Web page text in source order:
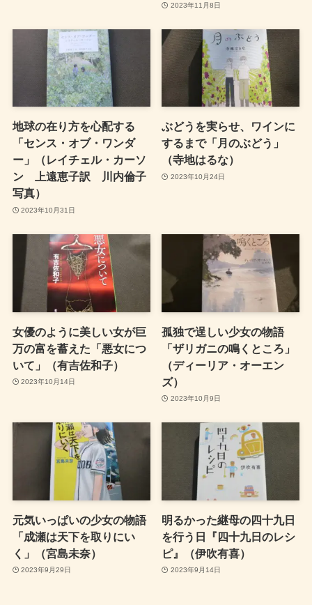
2023年11月8日
地球の在り方を心配する
「センス・オブ・ワンダ
ー」（レイチェル・カーソ
ン 上遠恵子訳 川内倫子
写真）
2023年10月31日
ぶどうを実らせ、ワインに
するまで「月のぶどう」
（寺地はるな）
2023年10月24日
女優のように美しい女が巨
万の富を蓄えた「悪女につ
いて」（有吉佐和子）
2023年10月14日
孤独で逞しい少女の物語
「ザリガニの鳴くところ」
（ディーリア・オーエン
ズ）
2023年10月9日
元気いっぱいの少女の物語
「成瀬は天下を取りにい
く」（宮島未奈）
2023年9月29日
明るかった継母の四十九日
を行う日『四十九日のレシ
ピ』（伊吹有喜）
2023年9月14日